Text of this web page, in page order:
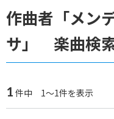
作曲者「メン
サ」 楽曲検
1 件中 1～1件を表示